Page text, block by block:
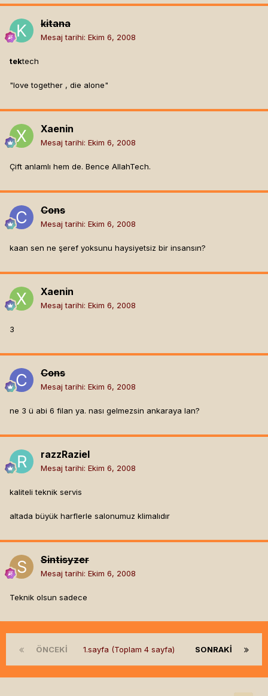
kitana
Mesaj tarihi: Ekim 6, 2008
tektech
"love together , die alone"
Xaenin
Mesaj tarihi: Ekim 6, 2008
Çift anlamlı hem de. Bence AllahTech.
Cons
Mesaj tarihi: Ekim 6, 2008
kaan sen ne şeref yoksunu haysiyetsiz bir insansın?
Xaenin
Mesaj tarihi: Ekim 6, 2008
3
Cons
Mesaj tarihi: Ekim 6, 2008
ne 3 ü abi 6 filan ya. nası gelmezsin ankaraya lan?
razzRaziel
Mesaj tarihi: Ekim 6, 2008
kaliteli teknik servis
altada büyük harflerle salonumuz klimalıdır
Sintisyzer
Mesaj tarihi: Ekim 6, 2008
Teknik olsun sadece
ÖNCEKI SONRAKI
1.sayfa (Toplam 4 sayfa)